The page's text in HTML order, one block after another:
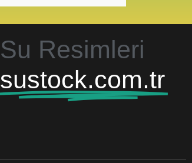
Su Resimleri
sustock.com.tr